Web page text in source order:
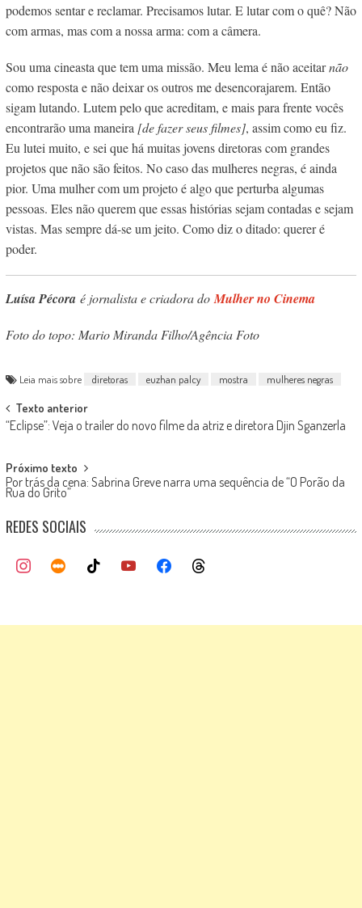
podemos sentar e reclamar. Precisamos lutar. E lutar com o quê? Não
com armas, mas com a nossa arma: com a câmera.
Sou uma cineasta que tem uma missão. Meu lema é não aceitarnão
como resposta e não deixar os outros me desencorajarem. Então
sigam lutando. Lutem pelo que acreditam, e mais para frente vocês
encontrarão uma maneira[de fazer seus filmes], assim como eu fiz.
Eu lutei muito, e sei que há muitas jovens diretoras com grandes
projetos que não são feitos. No caso das mulheres negras, é ainda
pior. Uma mulher com um projeto é algo que perturba algumas
pessoas. Eles não querem que essas histórias sejam contadas e sejam
vistas. Mas sempre dá-se um jeito. Como diz o ditado: querer é
poder.
Luísa Pécoraé jornalista e criadora doMulher no Cinema
Foto do topo: Mario Miranda Filho/Agência Foto
Leia mais sobre diretoras euzhan palcy mostra mulheres negras
Post
navigation
Texto anterior
“Eclipse”: Veja o trailer do novo filme da atriz e diretora Djin Sganzerla
Próximo texto
Por trás da cena: Sabrina Greve narra uma sequência de “O Porão da
Rua do Grito”
REDES SOCIAIS